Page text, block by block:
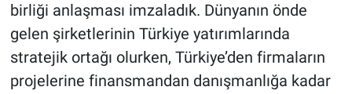
birliği anlaşması imzaladık. Dünyanın önde
gelen şirketlerinin Türkiye yatırımlarında
stratejik ortağı olurken, Türkiye’den firmaların
projelerine finansmandan danışmanlığa kadar